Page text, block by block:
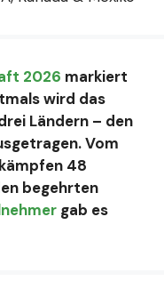
2026 markiert
wird das
Ländern – den
Vom
48
begehrten
gab es